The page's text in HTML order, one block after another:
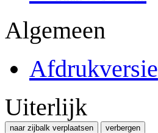
Algemeen
Afdrukversie
Uiterlijk
naar zijbalk verplaatsen verbergen